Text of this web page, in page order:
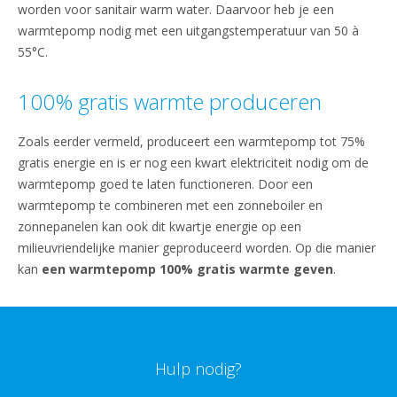
worden voor sanitair warm water. Daarvoor heb je een
warmtepomp nodig met een uitgangstemperatuur van 50 à
55°C.
100% gratis warmte produceren
Zoals eerder vermeld, produceert een warmtepomp tot 75%
gratis energie en is er nog een kwart elektriciteit nodig om de
warmtepomp goed te laten functioneren. Door een
warmtepomp te combineren met een zonneboiler en
zonnepanelen kan ook dit kwartje energie op een
milieuvriendelijke manier geproduceerd worden. Op die manier
kan een warmtepomp 100% gratis warmte geven.
Hulp nodig?